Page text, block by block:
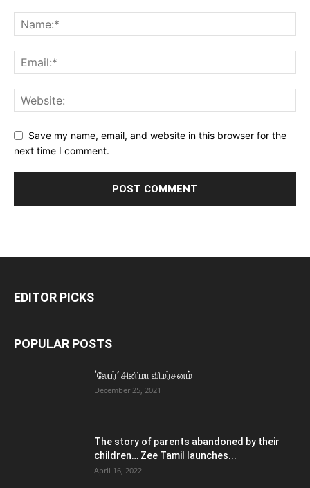
Save my name, email, and website in this browser for the
next time I comment.
EDITOR PICKS
POPULAR POSTS
‘லேபர்’ சினிமா விமர்சனம்
December 25, 2021
The story of parents abandoned by their
children… Zee Tamil launches...
April 16, 2022